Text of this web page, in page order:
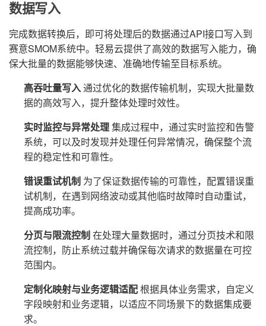
数据写入
完成数据转换后，即可将处理后的数据通过API接口写入到
赛意SMOM系统中。轻易云提供了高效的数据写入能力，确
保大批量的数据能够快速、准确地传输至目标系统。
高吞吐量写入通过优化的数据传输机制，实现大批量数
据的高效写入，提升整体处理时效性。
实时监控与异常处理集成过程中，通过实时监控和告警
系统，可以及时发现并处理任何异常情况，确保整个流
程的稳定性和可靠性。
错误重试机制 为了保证数据传输的可靠性，配置错误重
试机制，在遇到网络波动或其他临时故障时自动重试，
提高成功率。
分页与限流控制在处理大量数据时，通过分页技术和限
流控制，防止系统过载并确保每次请求的数据量在可控
范围内。
定制化映射与业务逻辑适配根据具体业务需求，自定义
字段映射和业务逻辑，以适应不同场景下的数据集成要
求。